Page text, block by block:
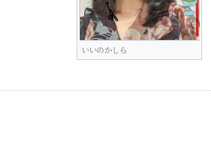
いいのかしら